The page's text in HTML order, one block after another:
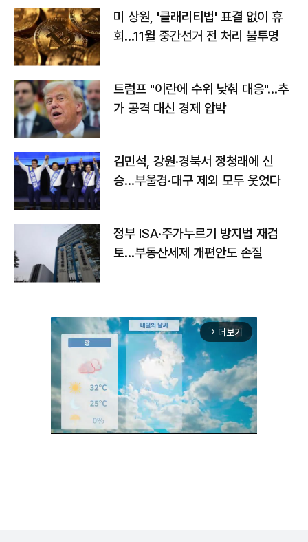
미 상원, '클래리티법' 표결 없이 휴
회…11월 중간선거 전 처리 불투명
트럼프 "이란에 수위 낮춰 대응"…추
가 공격 대신 경제 압박
김민석, 강원·경북서 정청래에 신
승…부울경·대구 제외 모두 웃었다
정부 ISA·주가누르기 방지법 재검
토…부동산세제 개편안도 손질
arrow_forward_ios 더보기